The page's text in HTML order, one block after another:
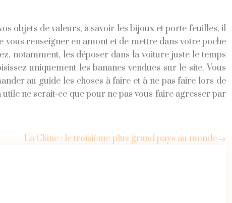
objets de valeurs, à savoir les bijoux et porte feuilles, il
vous renseigner en amont et de mettre dans votre poche
notamment, les déposer dans la voiture juste le temps
uniquement les bananes vendues sur le site. Vous
au guide les choses à faire et à ne pas faire lors de
ne serait-ce que pour ne pas vous faire agresser par
La Chine : le troisième plus grand pays au monde